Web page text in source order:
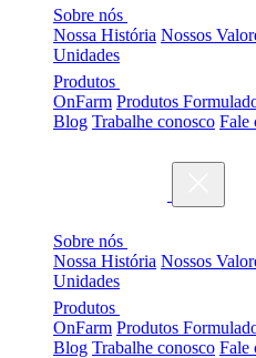
Sobre nós
Nossa História Nossos
Unidades
Produtos
OnFarm Produtos
Blog Trabalhe conosco Fale
Sobre nós
Nossa História Nossos
Unidades
Produtos
OnFarm Produtos
Blog Trabalhe conosco Fale